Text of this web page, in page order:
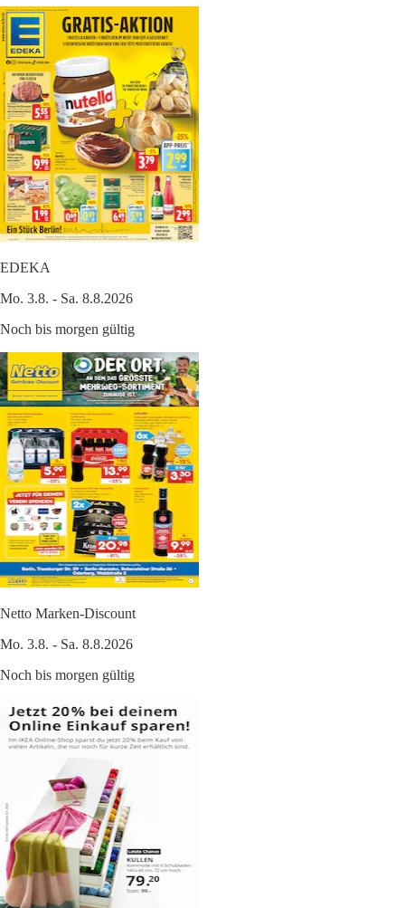
EDEKA
Mo. 3.8. - Sa. 8.8.2026
Noch bis morgen gültig
Netto Marken-Discount
Mo. 3.8. - Sa. 8.8.2026
Noch bis morgen gültig